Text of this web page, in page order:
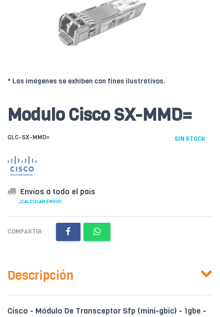
* Las imágenes se exhiben con fines ilustrativos.
Modulo Cisco SX-MMD=
GLC-SX-MMD= SIN STOCK
Envíos a todo el país
¡CALCULAR ENVÍO!
COMPARTIR:
Descripción
Cisco - Módulo De Transceptor Sfp (mini-gbic) - 1gbe -